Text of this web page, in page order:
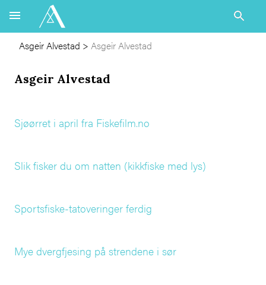
Asgeir Alvestad > Asgeir Alvestad
Asgeir Alvestad
Sjøørret i april fra Fiskefilm.no
Slik fisker du om natten (kikkfiske med lys)
Sportsfiske-tatoveringer ferdig
Mye dvergfjesing på strendene i sør